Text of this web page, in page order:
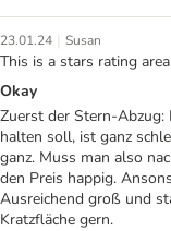
23.01.24 | Susan
This is a stars rating
Okay
Zuerst der Stern-Abzug:
halten soll, ist ganz
ganz. Muss man also
den Preis happig.
Ausreichend groß und
Kratzfläche gern.